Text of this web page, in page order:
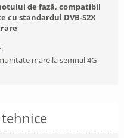
de fază, compatibil
cu standardul DVB-S2X
mare la semnal 4G